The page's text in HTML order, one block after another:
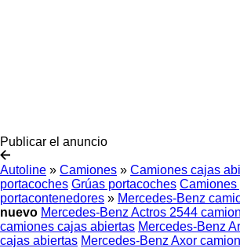
Publicar el anuncio
Autoline » Camiones » Camiones cajas
portacoches Grúas portacoches Camiones
portacontenedores » Mercedes-Benz
nuevo Mercedes-Benz Actros 2544
camiones cajas abiertas Mercedes-Benz
cajas abiertas Mercedes-Benz Axor